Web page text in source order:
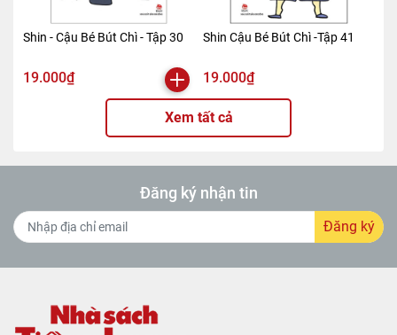
Kích thước bao bì
16*24cm
Số trang
356
Shin - Cậu Bé Bút Chì - Tập 30
19.000₫
Shin Cậu Bé Bút Chì -Tập 41
19.000₫
Xem tất cả
Đăng ký nhận tin
Đăng ký